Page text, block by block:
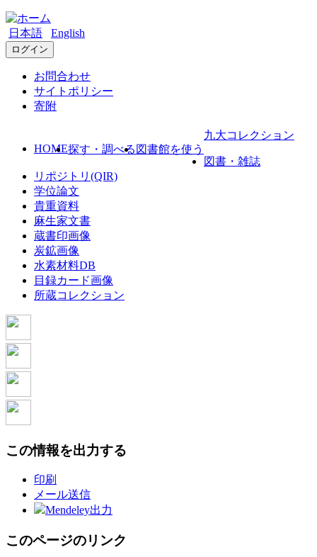
日本語 English
ログイン
お問合わせ
サイトポリシー
寄附
HOME探す・調べる 図書館を使う
九大コレクション
図書・雑誌
リポジトリ(QIR)
学位論文
貴重資料
麻生家文書
蔵書印画像
炭鉱画像
水素材料DB
目録カード画像
所蔵コレクション
この情報を出力する
印刷
メール送信
Mendeley出力
このページのリンク